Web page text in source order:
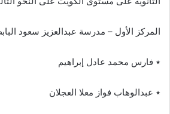
المركز الأول – مدرسة عبدالعزيز سعود
٭ فارس محمد عادل إبراهيم
٭ عبدالوهاب فواز معلا العجلان